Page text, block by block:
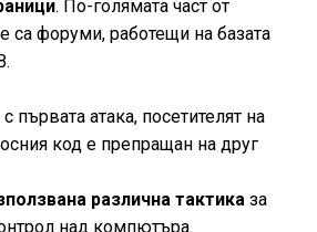
. По-голямата част от
са форуми, работещи на базата
първата атака, посетителят на
код е препращан на друг
различна тактика за
над компютъра.